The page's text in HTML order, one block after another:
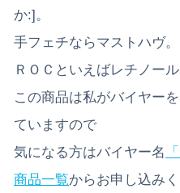
か:]。
手フェチならマストハヴ。
ＲＯＣといえばレチノー
この商品は私がバイヤー
ていますので
気になる方はバイヤー名
「
商品一覧からお申し込み